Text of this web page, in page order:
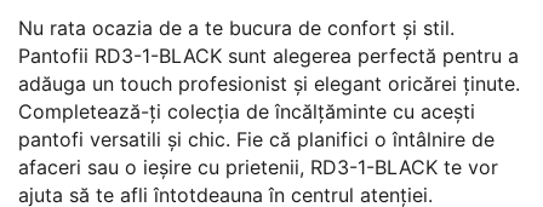
Nu rata ocazia de a te bucura de confort și stil.
Pantofii RD3-1-BLACK sunt alegerea perfectă pentru a
adăuga un touch profesionist și elegant oricărei ținute.
Completează-ți colecția de încălțăminte cu acești
pantofi versatili și chic. Fie că planifici o întâlnire de
afaceri sau o ieșire cu prietenii, RD3-1-BLACK te vor
ajuta să te afli întotdeauna în centrul atenției.